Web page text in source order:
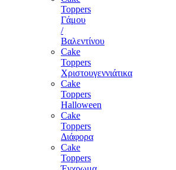
Toppers
Γάμου
/
Βαλεντίνου
Cake
Toppers
Χριστουγεννιάτικα
Cake
Toppers
Halloween
Cake
Toppers
Διάφορα
Cake
Toppers